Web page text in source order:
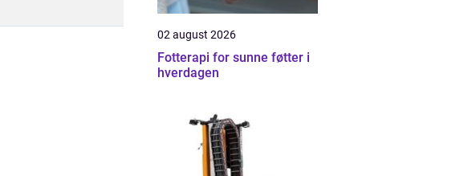
02 august 2026
Fotterapi for sunne føtter i
hverdagen